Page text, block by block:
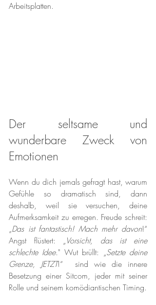
Arbeitsplatten.
Der seltsame und
wunderbare Zweck von
Emotionen
Wenn du dich jemals gefragt hast, warum
Gefühle so dramatisch sind, dann
deshalb, weil sie versuchen, deine
Aufmerksamkeit zu erregen. Freude schreit:
„Das ist fantastisch! Mach mehr davon!“
Angst flüstert: „Vorsicht, das ist eine
schlechte Idee." Wut brüllt: „Setzte deine
Grenze, JETZT!“  sind wie die innere
Besetzung einer Sitcom, jeder mit seiner
Rolle und seinem komödiantischen Timing.